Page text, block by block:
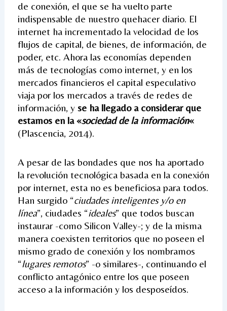
de conexión, el que se ha vuelto parte
indispensable de nuestro quehacer diario. El
internet ha incrementado la velocidad de los
flujos de capital, de bienes, de información, de
poder, etc. Ahora las economías dependen
más de tecnologías como internet, y en los
mercados financieros el capital especulativo
viaja por los mercados a través de redes de
información, y se ha llegado a considerar que
estamos en la «sociedad de la información«
(Plascencia, 2014).
A pesar de las bondades que nos ha aportado
la revolución tecnológica basada en la conexión
por internet, esta no es beneficiosa para todos.
Han surgido “ciudades inteligentes y/o en
línea”, ciudades “ideales” que todos buscan
instaurar -como Silicon Valley-; y de la misma
manera coexisten territorios que no poseen el
mismo grado de conexión y los nombramos
“lugares remotos” -o similares-, continuando el
conflicto antagónico entre los que poseen
acceso a la información y los desposeídos.